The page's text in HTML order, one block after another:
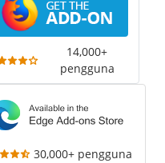
14,000+
pengguna
30,000+ pengguna